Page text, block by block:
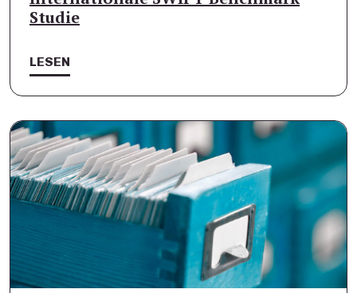
Studie
LESEN